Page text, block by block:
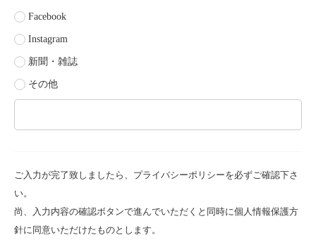
Facebook
Instagram
新聞・雑誌
その他
ご入力が完了致しましたら、プライバシーポリシーを必ずご確認下さ
い。
尚、入力内容の確認ボタンで進んでいただくと同時に個人情報保護方
針に同意いただけたものとします。